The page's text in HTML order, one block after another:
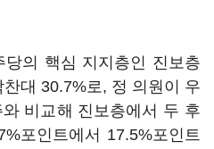
의 핵심 지지층인 진보층
대 30.7%로, 정 의원이 우
비교해 진보층에서 두 후
포인트에서 17.5%포인트